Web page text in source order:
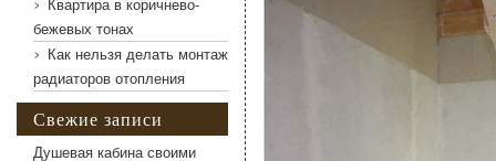
бежевых тонах
Как нельзя делать монтаж
радиаторов отопления
Свежие записи
Душевая кабина своими